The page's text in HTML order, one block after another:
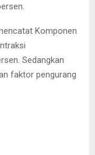
Komponen
Sedangkan
faktor pengurang